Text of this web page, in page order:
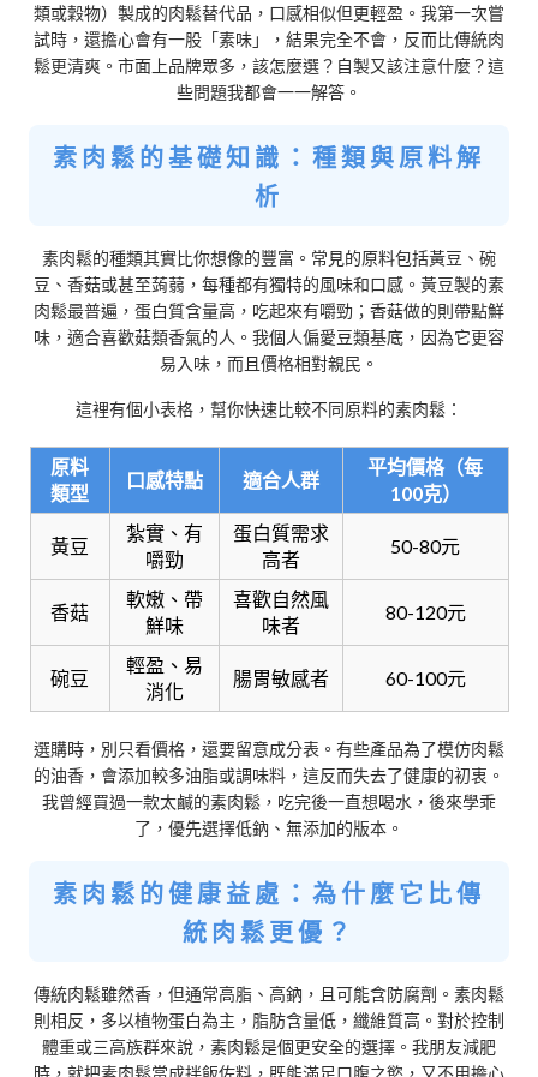
類或穀物）製成的肉鬆替代品，口感相似但更輕盈。我第一次嘗
試時，還擔心會有一股「素味」，結果完全不會，反而比傳統肉
鬆更清爽。市面上品牌眾多，該怎麼選？自製又該注意什麼？這
些問題我都會一一解答。
素肉鬆的基礎知識：種類與原料解
析
素肉鬆的種類其實比你想像的豐富。常見的原料包括黃豆、碗
豆、香菇或甚至蒟蒻，每種都有獨特的風味和口感。黃豆製的素
肉鬆最普遍，蛋白質含量高，吃起來有嚼勁；香菇做的則帶點鮮
味，適合喜歡菇類香氣的人。我個人偏愛豆類基底，因為它更容
易入味，而且價格相對親民。
這裡有個小表格，幫你快速比較不同原料的素肉鬆：
原料
類型
口感特點 適合人群
平均價格（每
100克）
黃豆
紮實、有
嚼勁
蛋白質需求
高者
50-80元
香菇
軟嫩、帶
鮮味
喜歡自然風
味者
80-120元
碗豆
輕盈、易
消化
腸胃敏感者 60-100元
選購時，別只看價格，還要留意成分表。有些產品為了模仿肉鬆
的油香，會添加較多油脂或調味料，這反而失去了健康的初衷。
我曾經買過一款太鹹的素肉鬆，吃完後一直想喝水，後來學乖
了，優先選擇低鈉、無添加的版本。
素肉鬆的健康益處：為什麼它比傳
統肉鬆更優？
傳統肉鬆雖然香，但通常高脂、高鈉，且可能含防腐劑。素肉鬆
則相反，多以植物蛋白為主，脂肪含量低，纖維質高。對於控制
體重或三高族群來說，素肉鬆是個更安全的選擇。我朋友減肥
時，就把素肉鬆當成拌飯佐料，既能滿足口腹之慾，又不用擔心